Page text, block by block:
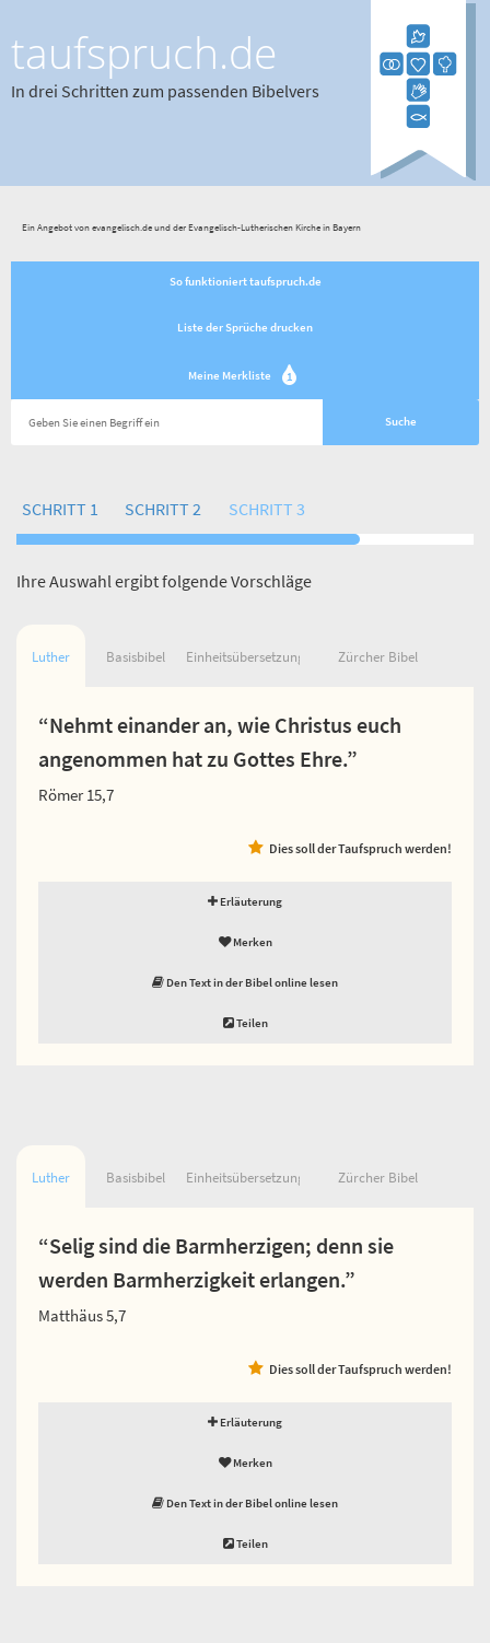
taufspruch.de
In drei Schritten zum passenden Bibelvers
Ein Angebot von evangelisch.de und der Evangelisch-Lutherischen Kirche in Bayern
So funktioniert taufspruch.de
Liste der Sprüche drucken
Meine Merkliste 1
SCHRITT 1 SCHRITT 2 SCHRITT 3
Ihre Auswahl ergibt folgende Vorschläge
Luther Basisbibel Einheitsübersetzung Zürcher Bibel
“Nehmt einander an, wie Christus euch
angenommen hat zu Gottes Ehre.”
Römer 15,7
Dies soll der Taufspruch werden!
Erläuterung
Merken
Den Text in der Bibel online lesen
Teilen
Luther Basisbibel Einheitsübersetzung Zürcher Bibel
“Selig sind die Barmherzigen; denn sie
werden Barmherzigkeit erlangen.”
Matthäus 5,7
Dies soll der Taufspruch werden!
Erläuterung
Merken
Den Text in der Bibel online lesen
Teilen